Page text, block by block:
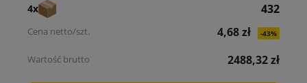
4x
432
4,68 zł
-43%
2488,32 zł